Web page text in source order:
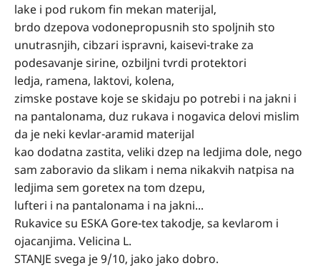
lake i pod rukom fin mekan materijal,
brdo dzepova vodonepropusnih sto spoljnih sto
unutrasnjih, cibzari ispravni, kaisevi-trake za
podesavanje sirine, ozbiljni tvrdi protektori
ledja, ramena, laktovi, kolena,
zimske postave koje se skidaju po potrebi i na jakni i
na pantalonama, duz rukava i nogavica delovi mislim
da je neki kevlar-aramid materijal
kao dodatna zastita, veliki dzep na ledjima dole, nego
sam zaboravio da slikam i nema nikakvih natpisa na
ledjima sem goretex na tom dzepu,
lufteri i na pantalonama i na jakni...
Rukavice su ESKA Gore-tex takodje, sa kevlarom i
ojacanjima. Velicina L.
STANJE svega je 9/10, jako jako dobro.